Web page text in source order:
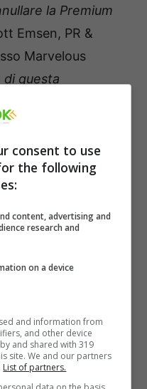
la Premium
Emsen, PR &
Marvelous
di questa
vincoli di tempo in
con la
Granblue Fantasy
edizione Premium
con profondo
in grado di
l’Europa. Ci
e ti
supporto
. ”
consent to use
the following
content, advertising and
research and
on a device
and information from
and other device
and shared with 319
site. We and our partners
List of partners.